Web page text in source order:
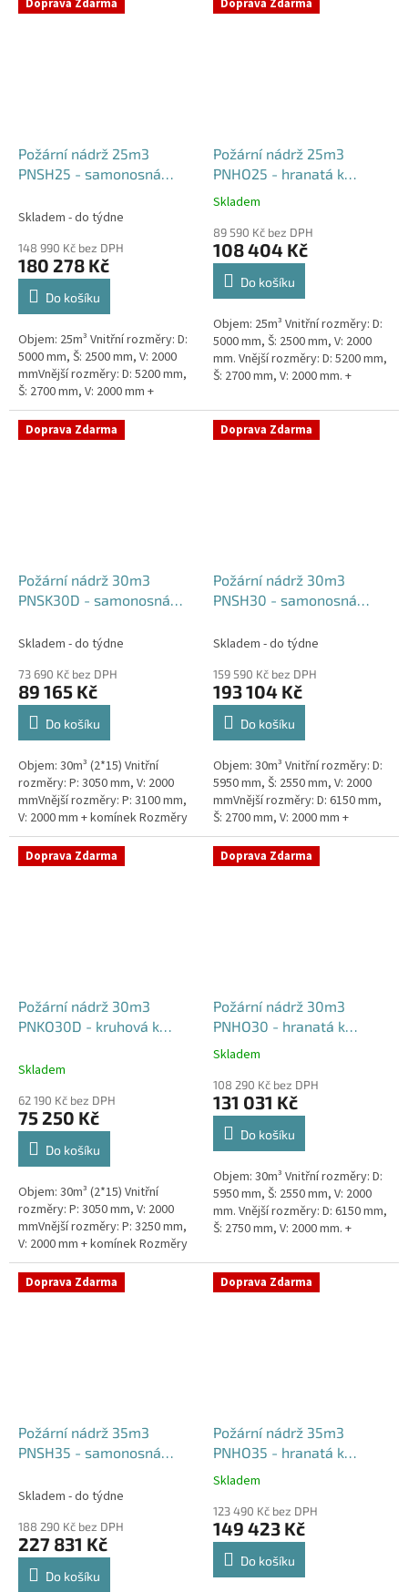
Doprava Zdarma
Požární nádrž 25m3
PNSH25 - samonosná
Skladem - do týdne
148 990 Kč bez DPH
180 278 Kč
Do košíku
Objem: 25m³ Vnitřní rozměry: D:
5000 mm, Š: 2500 mm, V: 2000
mmVnější rozměry: D: 5200 mm,
Š: 2700 mm, V: 2000 mm +
komínek Běžná doba dodání 2-3
týdny od objednávky. Rozměry...
Doprava Zdarma
Požární nádrž 25m3
PNHO25 - hranatá k
obetonování
Průměrné
produktu
je
5,0
hvězdiček.
Skladem
89 590 Kč bez DPH
108 404 Kč
Do košíku
Objem: 25m³ Vnitřní rozměry: D:
5000 mm, Š: 2500 mm, V: 2000
mm. Vnější rozměry: D: 5200 mm,
Š: 2700 mm, V: 2000 mm. +
týdny od objednávky....
Doprava Zdarma
Požární nádrž 30m3
PNSK30D - samonosná
Skladem - do týdne
73 690 Kč bez DPH
89 165 Kč
Do košíku
Objem: 30m³ (2*15) Vnitřní
rozměry: P: 3050 mm, V: 2000
mmVnější rozměry: P: 3100 mm,
V: 2000 mm + komínek Rozměry
nádrže možno jakkoliv upravit -
vyrobíme nádrž na...
Doprava Zdarma
Požární nádrž 30m3
PNSH30 - samonosná
Skladem - do týdne
159 590 Kč bez DPH
193 104 Kč
Do košíku
Objem: 30m³ Vnitřní rozměry: D:
5950 mm, Š: 2550 mm, V: 2000
mmVnější rozměry: D: 6150 mm,
Š: 2700 mm, V: 2000 mm +
komínek Běžná doba dodání 2-3
týdny od objednávky. Rozměry...
Doprava Zdarma
Požární nádrž 30m3
PNKO30D - kruhová k
Skladem
62 190 Kč bez DPH
75 250 Kč
Do košíku
Objem: 30m³ (2*15) Vnitřní
rozměry: P: 3050 mm, V: 2000
mmVnější rozměry: P: 3250 mm,
V: 2000 mm + komínek Rozměry
nádrže možno jakkoliv upravit -
vyrobíme nádrž na...
Doprava Zdarma
Požární nádrž 30m3
PNHO30 - hranatá k
obetonování
Průměrné
produktu
je
5,0
hvězdiček.
Skladem
108 290 Kč bez DPH
131 031 Kč
Do košíku
Objem: 30m³ Vnitřní rozměry: D:
5950 mm, Š: 2550 mm, V: 2000
mm. Vnější rozměry: D: 6150 mm,
Š: 2750 mm, V: 2000 mm. +
týdny od objednávky....
Doprava Zdarma
Požární nádrž 35m3
PNSH35 - samonosná
Skladem - do týdne
188 290 Kč bez DPH
227 831 Kč
Do košíku
Doprava Zdarma
Požární nádrž 35m3
PNHO35 - hranatá k
obetonování
Průměrné
produktu
je
5,0
Skladem
123 490 Kč bez DPH
149 423 Kč
Do košíku